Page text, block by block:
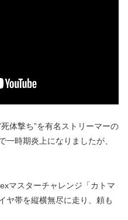
体撃ち”を有名ストリーマーの
時期炎上になりましたが、
マスターチャレンジ「カトマ
ヤ帯を縦横無尽に走り、頼も